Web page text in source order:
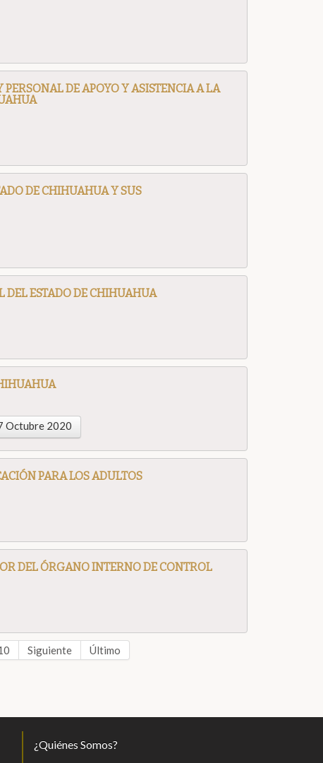
DE APOYO Y ASISTENCIA A LA
DE CHIHUAHUA Y SUS
DEL ESTADO DE CHIHUAHUA
Octubre 2020
PARA LOS ADULTOS
DEL ÓRGANO INTERNO DE CONTROL
Siguiente Último
¿Quiénes Somos?